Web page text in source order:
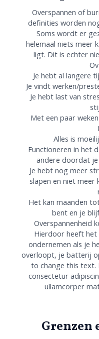
Overspannen of
definities worden
Soms wordt er
helemaal niets meer
ligt. Dit is echter
Je hebt al langere
Je vindt werken/
Je hebt last van
Met een paar
Alles is
Functioneren in het
andere doordat
Je hebt nog meer
slapen en niet meer
Het kan maanden
bent en je
Overspannenheid
Hierdoor heeft het
ondernemen als je
overloopt, je batterij
to change this text.
consectetur
ullamcorper
Grenzen